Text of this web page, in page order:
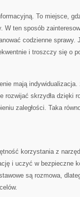
To miejsce,
W ten sposób
codzienne sprawy.
i troszczy się o
mają indywidualizacja.
rozwijać skrzydła dzięki
zaległości. Taka
korzystania z
i uczyć w bezpieczne
są rozmowa,